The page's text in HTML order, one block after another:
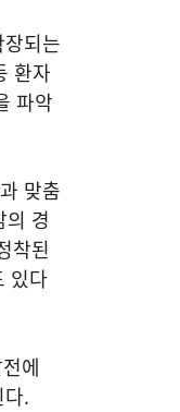
되는
환자
파악
맞춤
경
착된
있다
에
.